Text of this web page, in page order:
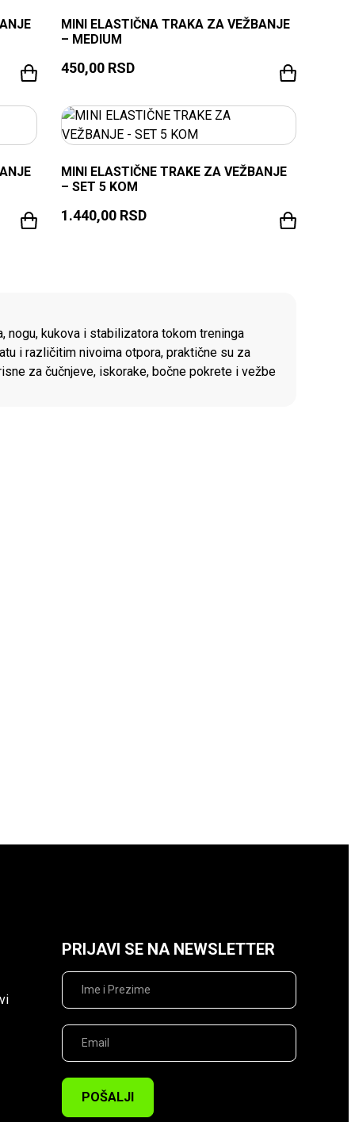
MINI ELASTIČNA TRAKA ZA VEŽBANJE
– MEDIUM
450,00 RSD
MINI ELASTIČNE TRAKE ZA VEŽBANJE
– SET 5 KOM
1.440,00 RSD
kukova i stabilizatora tokom treninga
i različitim nivoima otpora, praktične su za
za čučnjeve, iskorake, bočne pokrete i vežbe
PRIJAVI SE NA NEWSLETTER
POŠALJI